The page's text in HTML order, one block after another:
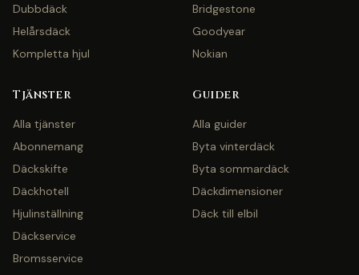
Dubbdäck
Helårsdäck
Kompletta hjul
Bridgestone
Goodyear
Nokian
Tjänster
Alla tjänster
Abonnemang
Däckskifte
Däckhotell
Hjulinställning
Däckservice
Bromsservice
Guider
Alla guider
Byta vinterdäck
Byta sommardäck
Däckdimensioner
Däck till elbil